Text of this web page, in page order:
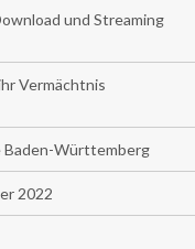
und Streaming
Vermächtnis
Baden-Württemberg
2022